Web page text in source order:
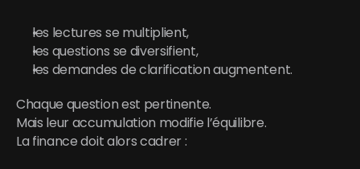
les lectures se multiplient,
les questions se diversifient,
les demandes de clarification augmentent.
Chaque question est pertinente.
Mais leur accumulation modifie l’équilibre.
La finance doit alors cadrer :